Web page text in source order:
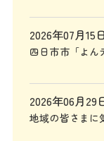
2026年07月15日
四日市市「よん
2026年06月29
地域の皆さまに